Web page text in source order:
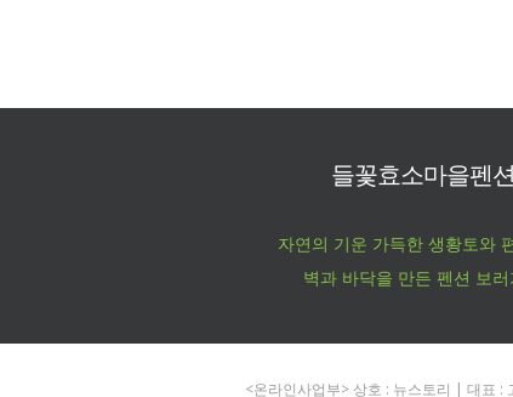
들꽃효소마을펜션
자연의 기운 가득한 생황토와
벽과 바닥을 만든 펜션 보러
<온라인사업부> 상호 : 뉴스토리 | 대표